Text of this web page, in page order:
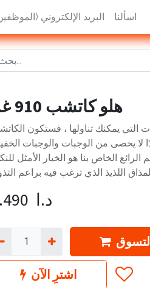
البريد الإلكتروني اسألنا
هلو كاتشب 910 غم
التي يمكنك تناولها ، فستكون
لا يحصى من الوجبات والوجبات
الخاص بنا هو الخيار الأمثل
د.ا
اشترِ الآن